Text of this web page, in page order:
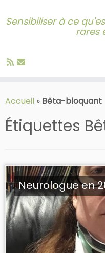
to
Sensibiliser à ce
rares
Accueil » Bêta-bloquant
Étiquettes
Neurologue en